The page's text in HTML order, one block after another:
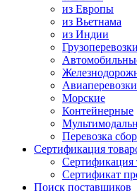
из Европы
из Вьетнама
из Индии
Авиаперевозки
Морские
Контейнерные
Перевозка
Сертификация
Сертификация
Сертификат
Поиск поставщиков